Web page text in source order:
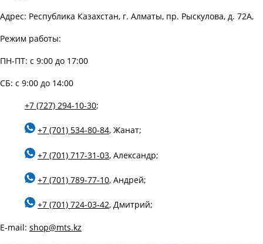
Адрес: Республика Казахстан, г. Алматы, пр. Рыскулова, д. 72А,
Режим работы:
ПН-ПТ: с 9:00 до 17:00
СБ: с 9:00 до 14:00
+7 (727) 294-10-30;
+7 (701) 534-80-84, Жанат;
+7 (701) 717-31-03, Александр;
+7 (701) 789-77-10, Андрей;
+7 (701) 724-03-42, Дмитрий;
E-mail: shop@mts.kz